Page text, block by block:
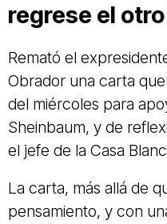
regrese el
Remató el
Obrador una carta
del miércoles para
Sheinbaum, y de
el jefe de la Casa
La carta, más allá de
pensamiento, y con